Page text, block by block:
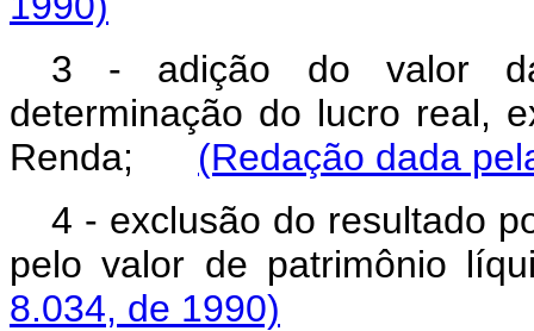
3 - adição do valor
determinação do lucro real,
Renda; (Redação dada
4 - exclusão do resultado
pelo valor de patrimônio
8.034, de 1990)